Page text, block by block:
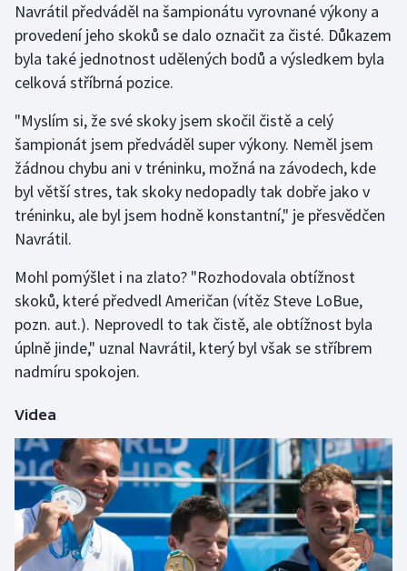
Navrátil předváděl na šampionátu vyrovnané výkony a
provedení jeho skoků se dalo označit za čisté. Důkazem
byla také jednotnost udělených bodů a výsledkem byla
celková stříbrná pozice.
"Myslím si, že své skoky jsem skočil čistě a celý
šampionát jsem předváděl super výkony. Neměl jsem
žádnou chybu ani v tréninku, možná na závodech, kde
byl větší stres, tak skoky nedopadly tak dobře jako v
tréninku, ale byl jsem hodně konstantní," je přesvědčen
Navrátil.
Mohl pomýšlet i na zlato? "Rozhodovala obtížnost
skoků, které předvedl Američan (vítěz Steve LoBue,
pozn. aut.). Neprovedl to tak čistě, ale obtížnost byla
úplně jinde," uznal Navrátil, který byl však se stříbrem
nadmíru spokojen.
Videa